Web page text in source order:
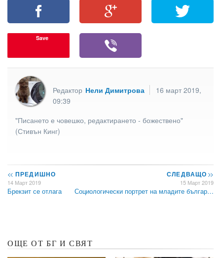
Save
Редактор Нели Димитрова
16 март 2019,
09:39
"Писането е човешко, редактирането - божествено"
(Стивън Кинг)
<< ПРЕДИШНО
14 Март 2019
Брекзит се отлага
СЛЕДВАЩО>>
15 Март 2019
Социологически портрет на младите българ…
ОЩЕ ОТ БГ И СВЯТ